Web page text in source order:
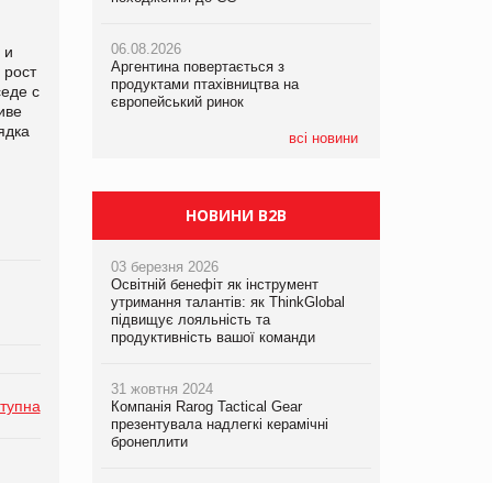
и
с
06.08.2026
Аргентина повертається з
продуктами птахівництва на
європейський ринок
всі новини
05.08.2026
Смачне поповнення дитячого меню:
у VARUS з’явилися новинки від ТМ
ТОКЕРИ
хлібобулочні вироби на
PrivateLabel&FMCG Master 2026
06.08.2026
Аргентина повертається з
продуктами птахівництва на
європейський ринок
НОВИНИ B2B
03 березня 2026
Освітній бенефіт як інструмент
утримання талантів: як ThinkGlobal
підвищує лояльність та
продуктивність вашої команди
31 жовтня 2024
Компанія Rarog Tactical Gear
презентувала надлегкі керамічні
бронеплити